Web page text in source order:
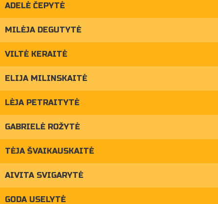
ADELĖ ČEPYTĖ
MILĖJA DEGUTYTĖ
VILTĖ KERAITĖ
ELIJA MILINSKAITĖ
LĖJA PETRAITYTĖ
GABRIELĖ ROŽYTĖ
TĖJA ŠVAIKAUSKAITĖ
AIVITA SVIGARYTĖ
GODA USELYTĖ